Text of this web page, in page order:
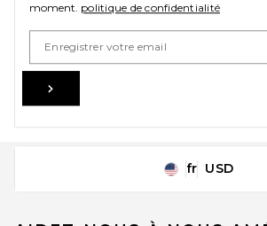
moment. politique de confidentialité
Change
fr USD